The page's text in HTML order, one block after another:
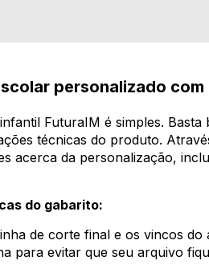
personalizado com
FuturaIM é simples.
técnicas do produto.
acerca da personalização,
do gabarito:
de corte final e os vincos
para evitar que seu arquivo